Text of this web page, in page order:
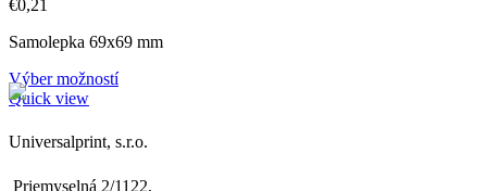
€0,21
Samolepka 69x69 mm
Výber možností
Quick view
Universalprint, s.r.o.
Priemyselná 2/1122,